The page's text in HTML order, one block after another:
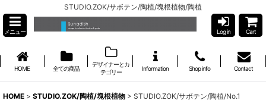
STUDIO.ZOK/サボテン/陶植/塊根植物/陶植
メニュー Log in Cart
HOME 全ての商品
デザイナーとカ
テゴリー
Information Shop info Contact
HOME > STUDIO.ZOK/陶植/塊根植物 > STUDIO.ZOK/サボテン/陶植/No.1